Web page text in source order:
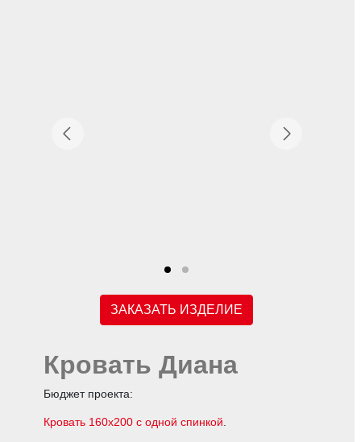
ЗАКАЗАТЬ ИЗДЕЛИЕ
Кровать Диана
Бюджет проекта:
Кровать 160х200 с одной спинкой